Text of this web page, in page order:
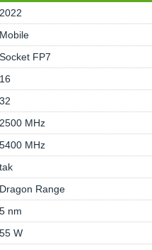
2022
Mobile
Socket FP7
16
32
2500 MHz
5400 MHz
tak
Dragon Range
5 nm
55 W